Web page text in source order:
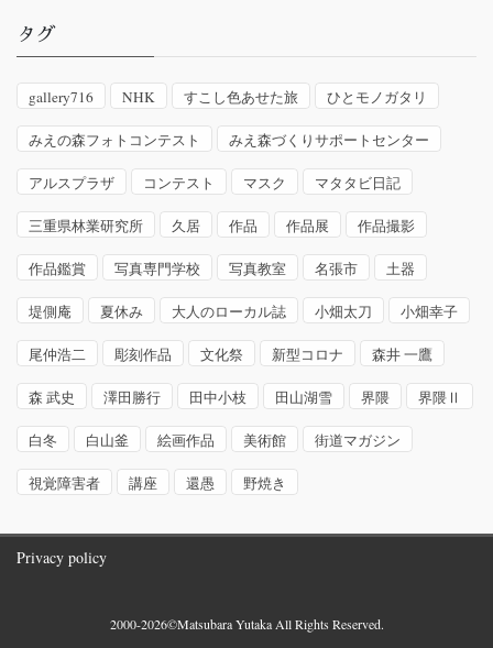
タグ
gallery716 NHK すこし色あせた旅 ひとモノガタリ
みえの森フォトコンテスト みえ森づくりサポートセンター
アルスプラザ コンテスト マスク マタタビ日記
三重県林業研究所 久居 作品 作品展 作品撮影
作品鑑賞 写真専門学校 写真教室 名張市 土器
堤側庵 夏休み 大人のローカル誌 小畑太刀 小畑幸子
尾仲浩二 彫刻作品 文化祭 新型コロナ 森井 一鷹
森 武史 澤田勝行 田中小枝 田山湖雪 界隈 界隈Ⅱ
白冬 白山釜 絵画作品 美術館 街道マガジン
視覚障害者 講座 還愚 野焼き
Privacy policy
2000-2026©Matsubara Yutaka All Rights Reserved.